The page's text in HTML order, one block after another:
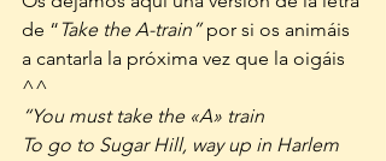
de “ Take the A-train” por si os animáis
a cantarla la próxima vez que la oigáis
^^
“You must take the «A» train
To go to Sugar Hill, way up in Harlem